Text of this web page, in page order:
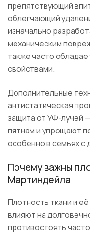
препятствующий
облегчающий
изначально
механическим
также часто
свойствами.
Дополнительные
антистатическая
защита от УФ-лучей
пятнам и упрощают
особенно в семьях с
Почему важны
Мартиндейла
Плотность ткани и
влияют на
противостоять